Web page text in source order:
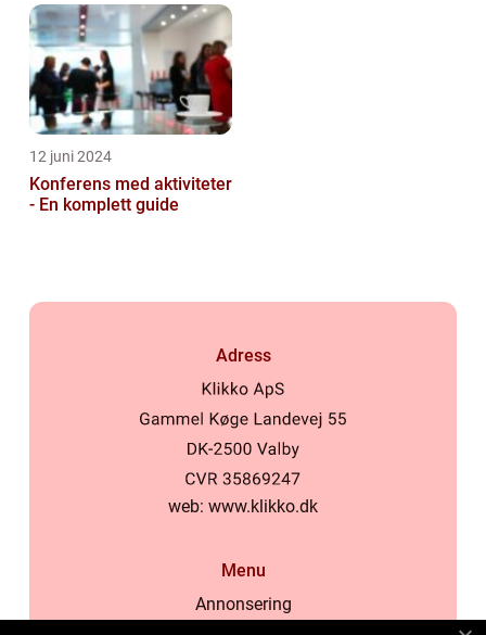
12 juni 2024
Konferens med aktiviteter
- En komplett guide
Adress
web: www.klikko.dk
Menu
Annonsering